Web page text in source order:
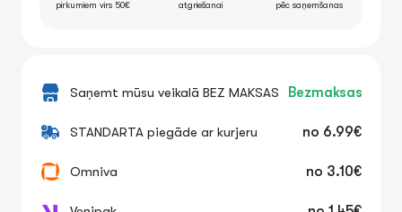
pirkumiem virs 50€
atgriešanai
pēc saņemšanas
Saņemt mūsu veikalā BEZ MAKSAS Bezmaksas
STANDARTA piegāde ar kurjeru no 6.99€
Omniva no 3.10€